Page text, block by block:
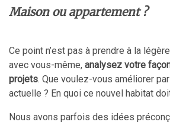
Maison ou appartement ?
Ce point n’est pas à prendre à la
avec vous-même, analysez votre
projets. Que voulez-vous améliorer
actuelle ? En quoi ce nouvel habitat
Nous avons parfois des idées